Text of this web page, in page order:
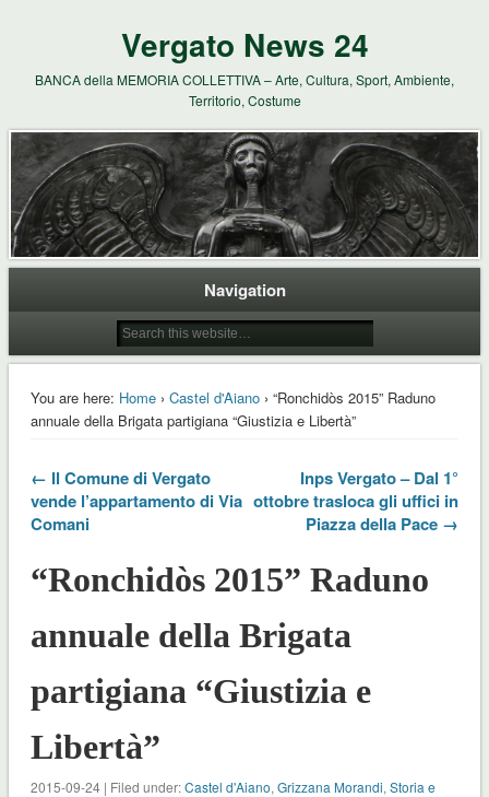
Vergato News 24
BANCA della MEMORIA COLLETTIVA – Arte, Cultura, Sport, Ambiente,
Territorio, Costume
Navigation
You are here: Home› Castel d'Aiano› “Ronchidòs 2015” Raduno
annuale della Brigata partigiana “Giustizia e Libertà”
← Il Comune di Vergato
vende l’appartamento di Via
Comani
Inps Vergato – Dal 1°
ottobre trasloca gli uffici in
Piazza della Pace →
“Ronchidòs 2015” Raduno
annuale della Brigata
partigiana “Giustizia e
Libertà”
2015-09-24 | Filed under:Castel d'Aiano, Grizzana Morandi, Storia e